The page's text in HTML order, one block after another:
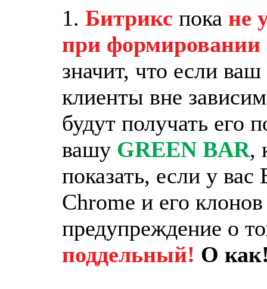
1. Битрикс пока не
при формировании
значит, что если
клиенты вне
будут получать его
вашу GREEN BAR,
показать, если у
Chrome и его
предупреждение о
поддельный! О